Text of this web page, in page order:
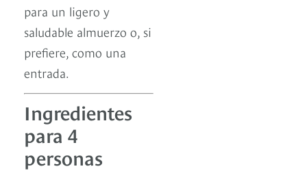
para un ligero y
saludable almuerzo o, si
prefiere, como una
entrada.
Ingredientes
para 4
personas